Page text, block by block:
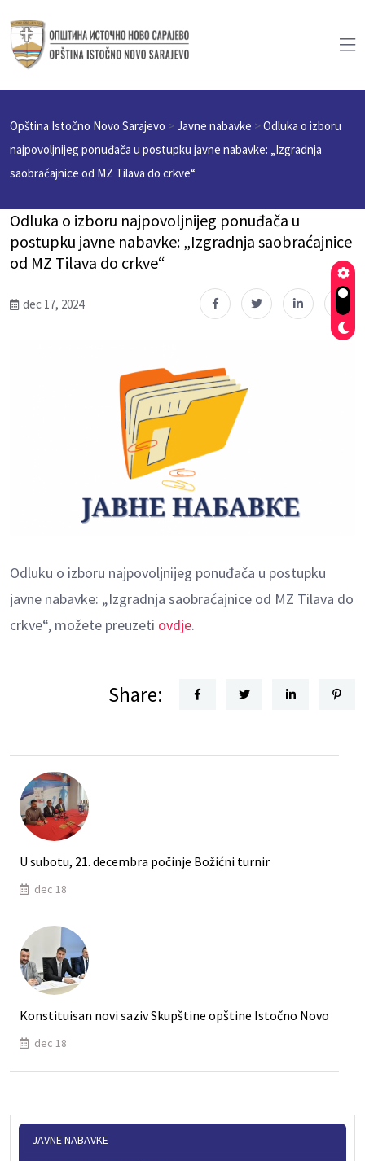
Opština Istočno Novo Sarajevo >Javne nabavke >Odluka o izboru
najpovoljnijeg ponuđača u postupku javne nabavke: „Izgradnja
saobraćajnice od MZ Tilava do crkve“
Odluka o izboru najpovoljnijeg ponuđača u
postupku javne nabavke: „Izgradnja saobraćajnice
od MZ Tilava do crkve“
dec 17, 2024
Odluku o izboru najpovoljnijeg ponuđača u postupku
javne nabavke: „Izgradnja saobraćajnice od MZ Tilava do
crkve“, možete preuzeti ovdje.
Share:
U subotu, 21. decembra počinje Božićni turnir
dec 18
Konstituisan novi saziv Skupštine opštine Istočno Novo
dec 18
JAVNE NABAVKE